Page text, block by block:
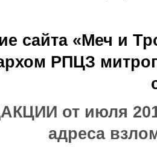
сайта «Меч и
РПЦЗ
от июля
адреса